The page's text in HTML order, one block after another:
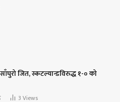
जित, स्कटल्यान्डविरुद्ध १-० को
3 Views